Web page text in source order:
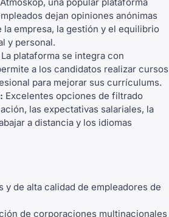
una popular plataforma
dejan opiniones anónimas
la empresa, la gestión y el equilibrio
y personal.
La plataforma se integra con
a los candidatos realizar cursos
para mejorar sus currículums.
Excelentes opciones de filtrado
las expectativas salariales, la
a distancia y los idiomas
y de alta calidad de empleadores de
de corporaciones multinacionales